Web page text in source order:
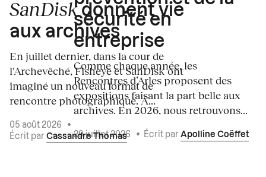
SanDiskdonnent vie
aux archives
En juillet dernier, dans la cour de
l'Archevêché, Fisheye et SanDisk ont
imaginé un nouveau format de
rencontre photographique. À...
05 août 2026
•
Écrit par Cassandre Thomas
sécurité en
entreprise
Comme chaque année, les
Rencontres d’Arles proposent des
expositions faisant la part belle aux
archives. En 2026, nous retrouvons...
29 juillet 2026 • Écrit par Apolline Coëffet